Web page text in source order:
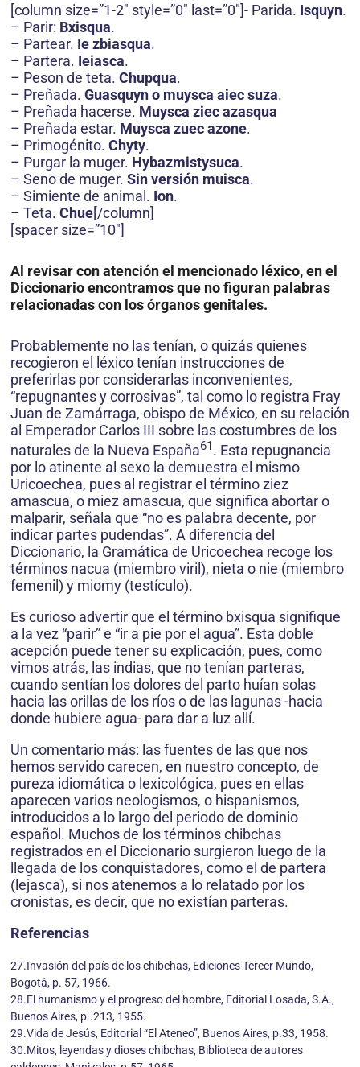
[column size=”1-2″ style=”0″ last=”0″]- Parida. Isquyn.
– Parir: Bxisqua.
– Partear. Ie zbiasqua.
– Partera. Ieiasca.
– Peson de teta. Chupqua.
– Preñada. Guasquyn o muysca aiec suza.
– Preñada hacerse. Muysca ziec azasqua
– Preñada estar. Muysca zuec azone.
– Primogénito. Chyty.
– Purgar la muger. Hybazmistysuca.
– Seno de muger. Sin versión muisca.
– Simiente de animal. Ion.
– Teta. Chue[/column]
[spacer size=”10″]
Al revisar con atención el mencionado léxico, en el
Diccionario encontramos que no figuran palabras
relacionadas con los órganos genitales.
Probablemente no las tenían, o quizás quienes
recogieron el léxico tenían instrucciones de
preferirlas por considerarlas inconvenientes,
“repugnantes y corrosivas”, tal como lo registra Fray
Juan de Zamárraga, obispo de México, en su relación
al Emperador Carlos III sobre las costumbres de los
naturales de la Nueva España61. Esta repugnancia
por lo atinente al sexo la demuestra el mismo
Uricoechea, pues al registrar el término ziez
amascua, o miez amascua, que significa abortar o
malparir, señala que “no es palabra decente, por
indicar partes pudendas”. A diferencia del
Diccionario, la Gramática de Uricoechea recoge los
términos nacua (miembro viril), nieta o nie (miembro
femenil) y miomy (testículo).
Es curioso advertir que el término bxisqua signifique
a la vez “parir” e “ir a pie por el agua”. Esta doble
acepción puede tener su explicación, pues, como
vimos atrás, las indias, que no tenían parteras,
cuando sentían los dolores del parto huían solas
hacia las orillas de los ríos o de las lagunas -hacia
donde hubiere agua- para dar a luz allí.
Un comentario más: las fuentes de las que nos
hemos servido carecen, en nuestro concepto, de
pureza idiomática o lexicológica, pues en ellas
aparecen varios neologismos, o hispanismos,
introducidos a lo largo del periodo de dominio
español. Muchos de los términos chibchas
registrados en el Diccionario surgieron luego de la
llegada de los conquistadores, como el de partera
(lejasca), si nos atenemos a lo relatado por los
cronistas, es decir, que no existían parteras.
Referencias
27.Invasión del país de los chibchas, Ediciones Tercer Mundo,
Bogotá, p. 57, 1966.
28.El humanismo y el progreso del hombre, Editorial Losada, S.A.,
Buenos Aires, p..213, 1955.
29.Vida de Jesús, Editorial “El Ateneo”, Buenos Aires, p.33, 1958.
30.Mitos, leyendas y dioses chibchas, Biblioteca de autores